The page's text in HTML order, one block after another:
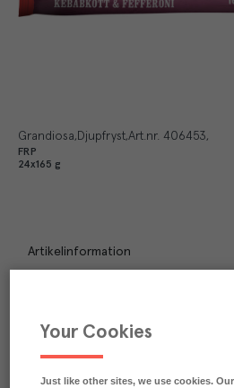
Grandiosa Djupfryst Art.nr. 406453
FRP
24x165 g
Artikelinformation
Näringsdeklaration
Your Cookies
Just like other sites, we use cookies.